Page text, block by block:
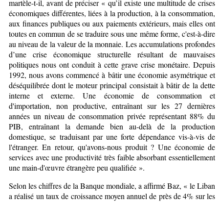
martèle-t-il, avant de préciser « qu’il existe une multitude de crises
économiques différentes, liées à la production, à la consommation,
aux finances publiques ou aux paiements extérieurs, mais elles ont
toutes en commun de se traduire sous une même forme, c'est-à-dire
au niveau de la valeur de la monnaie. Les accumulations profondes
d’une crise économique structurelle résultant de mauvaises
politiques nous ont conduit à cette grave crise monétaire. Depuis
1992, nous avons commencé à bâtir une économie asymétrique et
déséquilibrée dont le moteur principal consistait à bâtir de la dette
interne et externe. Une économie de consommation et
d'importation, non productive, entraînant sur les 27 dernières
années un niveau de consommation privée représentant 88% du
PIB, entraînant la demande bien au-delà de la production
domestique, se traduisant par une forte dépendance vis-à-vis de
l'étranger. En retour, qu'avons-nous produit ? Une économie de
services avec une productivité très faible absorbant essentiellement
une main-d'œuvre étrangère peu qualifiée ».
Selon les chiffres de la Banque mondiale, a affirmé Baz, « le Liban
a réalisé un taux de croissance moyen annuel de près de 4% sur les